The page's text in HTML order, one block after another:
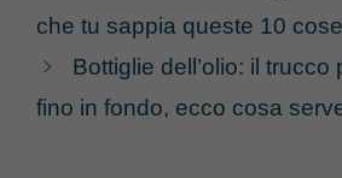
che tu sappia queste 10 cose
Bottiglie dell’olio: il trucco
fino in fondo, ecco cosa